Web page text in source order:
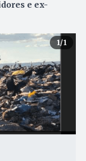
e ex-
1/1